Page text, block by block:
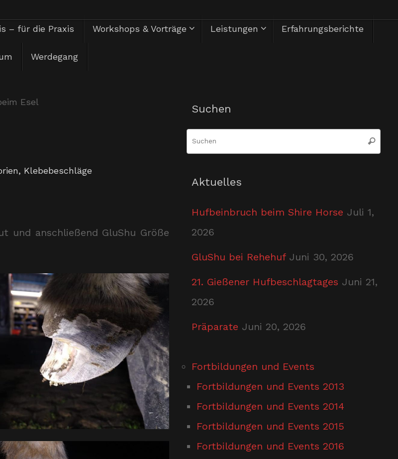
Herzlich Willkommen
– für die Praxis Workshops & Vorträge Leistungen Erfahrungsberichte
Werdegang
Esel
, Klebebeschläge
und anschließend GluShu Größe
Suchen
Suchen
Aktuelles
Hufbeinbruch beim Shire Horse Juli 1,
2026
GluShu bei Rehehuf Juni 30, 2026
21. Gießener Hufbeschlagtages Juni 21,
2026
Präparate Juni 20, 2026
Fortbildungen und Events
Fortbildungen und Events 2013
Fortbildungen und Events 2014
Fortbildungen und Events 2015
Fortbildungen und Events 2016